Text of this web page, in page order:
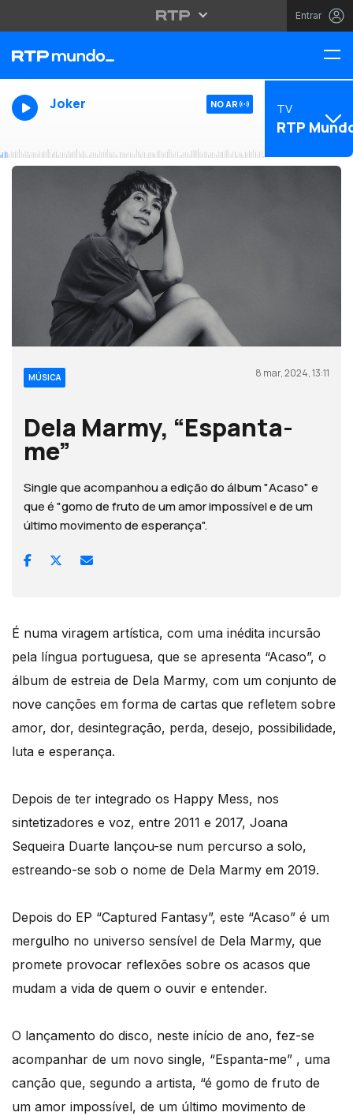
Entrar
Joker NO AR TV
RTP
MÚSICA 8 mar, 2024, 13:11
Dela Marmy, “Espanta-
me”
Single que acompanhou a edição do álbum "Acaso" e
que é "gomo de fruto de um amor impossível e de um
último movimento de esperança".
É numa viragem artística, com uma inédita incursão
pela língua portuguesa, que se apresenta “Acaso”, o
álbum de estreia de Dela Marmy, com um conjunto de
nove canções em forma de cartas que refletem sobre
amor, dor, desintegração, perda, desejo, possibilidade,
luta e esperança.
Depois de ter integrado os Happy Mess, nos
sintetizadores e voz, entre 2011 e 2017, Joana
Sequeira Duarte lançou-se num percurso a solo,
estreando-se sob o nome de Dela Marmy em 2019.
Depois do EP “Captured Fantasy”, este “Acaso” é um
mergulho no universo sensível de Dela Marmy, que
promete provocar reflexões sobre os acasos que
mudam a vida de quem o ouvir e entender.
O lançamento do disco, neste início de ano, fez-se
acompanhar de um novo single, “Espanta-me” , uma
canção que, segundo a artista, “é gomo de fruto de
um amor impossível, de um último movimento de